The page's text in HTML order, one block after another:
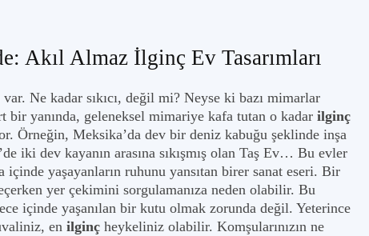
Akıl Almaz İlginç Ev Tasarımları
Ne kadar sıkıcı, değil mi? Neyse ki bazı mimarlar
yanında, geleneksel mimariye kafa tutan o kadar ilginç
Örneğin, Meksika’da dev bir deniz kabuğu şeklinde inşa
iki dev kayanın arasına sıkışmış olan Taş Ev… Bu evler
içinde yaşayanların ruhunu yansıtan birer sanat eseri. Bir
yer çekimini sorgulamanıza neden olabilir. Bu
içinde yaşanılan bir kutu olmak zorunda değil. Yeterince
en ilginç heykeliniz olabilir. Komşularınızın ne